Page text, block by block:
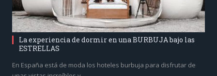
La experiencia de dormir en una BURBUJA bajo las
ESTRELLAS
En España está de moda los hoteles burbuja para disfrutar de